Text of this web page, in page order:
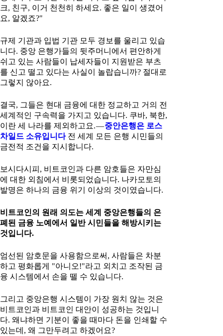
크, 친구, 이거 천천히 하세요. 좋은 일이 생겼어
요, 알겠죠?"
규제 기관과 입법 기관 모두 경보를 울리고 있습
니다. 중앙 은행가들의 뒷주머니에서 편안하게
쉬고 있는 사람들이 납세자들이 지원받은 부츠
를 신고 떨고 있다는 사실이 놀랍습니까? 절대로
그렇지 않아요.
결국, 그들은 현대 금융에 대한 정교하고 거의 전
세계적인 구속력을 가지고 있습니다. 쿠바, 북한,
이란 세 나라를 제외하고요. —중안은행은 로스
차일드 소유입니다전 세계 모든 은행 시민들의
금전적 조건을 지시합니다.
보시다시피, 비트코인과 다른 암호들은 자만심
에 대한 외침에서 비롯되었습니다. 나카모토의
발명은 하나의 금융 위기 이상의 것이였습니다.
비트코인의 원래 의도는 세계 중앙은행들의 은
폐된 금융 노예에서 일반 시민들을 해방시키는
것입니다.
엄선된 암호문을 사용함으로써, 사람들은 차분
하고 평화롭게 "아니오!"라고 외치고 조작된 금
융 시스템에서 손을 뗄 수 있습니다.
그리고 중앙은행 시스템이 가장 원치 않는 것은
비트코인과 비트코인 대안이 성공하는 것입니
다. 왜냐하면 기분이 좋을 때마다 돈을 인쇄할 수
있는데, 왜 그만두려고 하겠어요?